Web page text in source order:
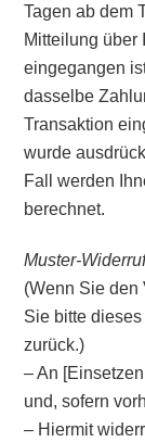
Tagen ab dem
Mitteilung über
eingegangen
dasselbe
Transaktion
wurde
Fall werden
berechnet.
Muster-
(Wenn Sie den
Sie bitte
zurück.)
– An
und, sofern
– Hiermit